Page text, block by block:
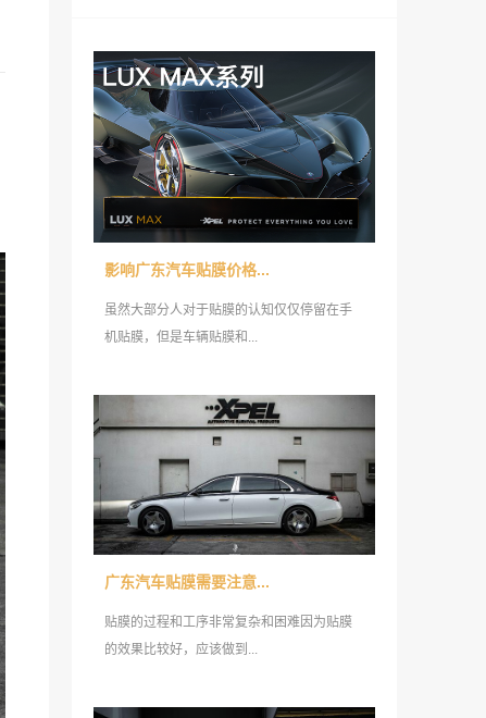
影响广东汽车贴膜价格...
虽然大部分人对于贴膜的认知仅仅停留在手
机贴膜，但是车辆贴膜和...
广东汽车贴膜需要注意...
贴膜的过程和工序非常复杂和困难因为贴膜
的效果比较好，应该做到...